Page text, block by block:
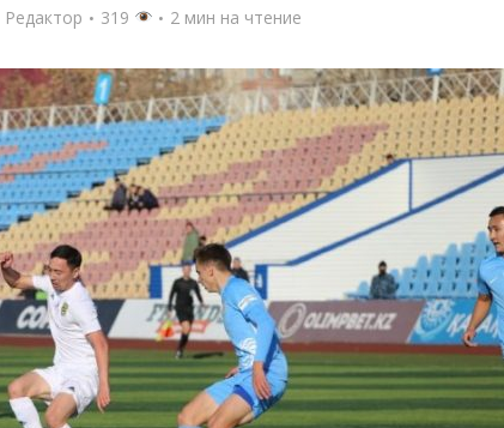
Редактор 319 2 мин на чтение